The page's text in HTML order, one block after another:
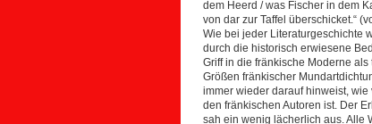
dem Heerd / was Fischer in dem
von dar zur Taffel überschicket.“
Wie bei jeder Literaturgeschichte
durch die historisch erwiesene
Griff in die fränkische Moderne
Größen fränkischer
immer wieder darauf hinweist,
den fränkischen Autoren ist. Der
sah ein wenig lächerlich aus. Alle